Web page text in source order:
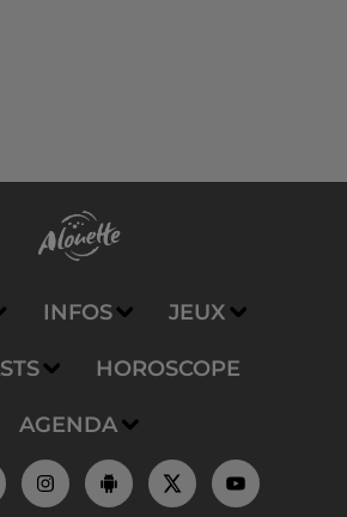
INFOS JEUX
HOROSCOPE
AGENDA